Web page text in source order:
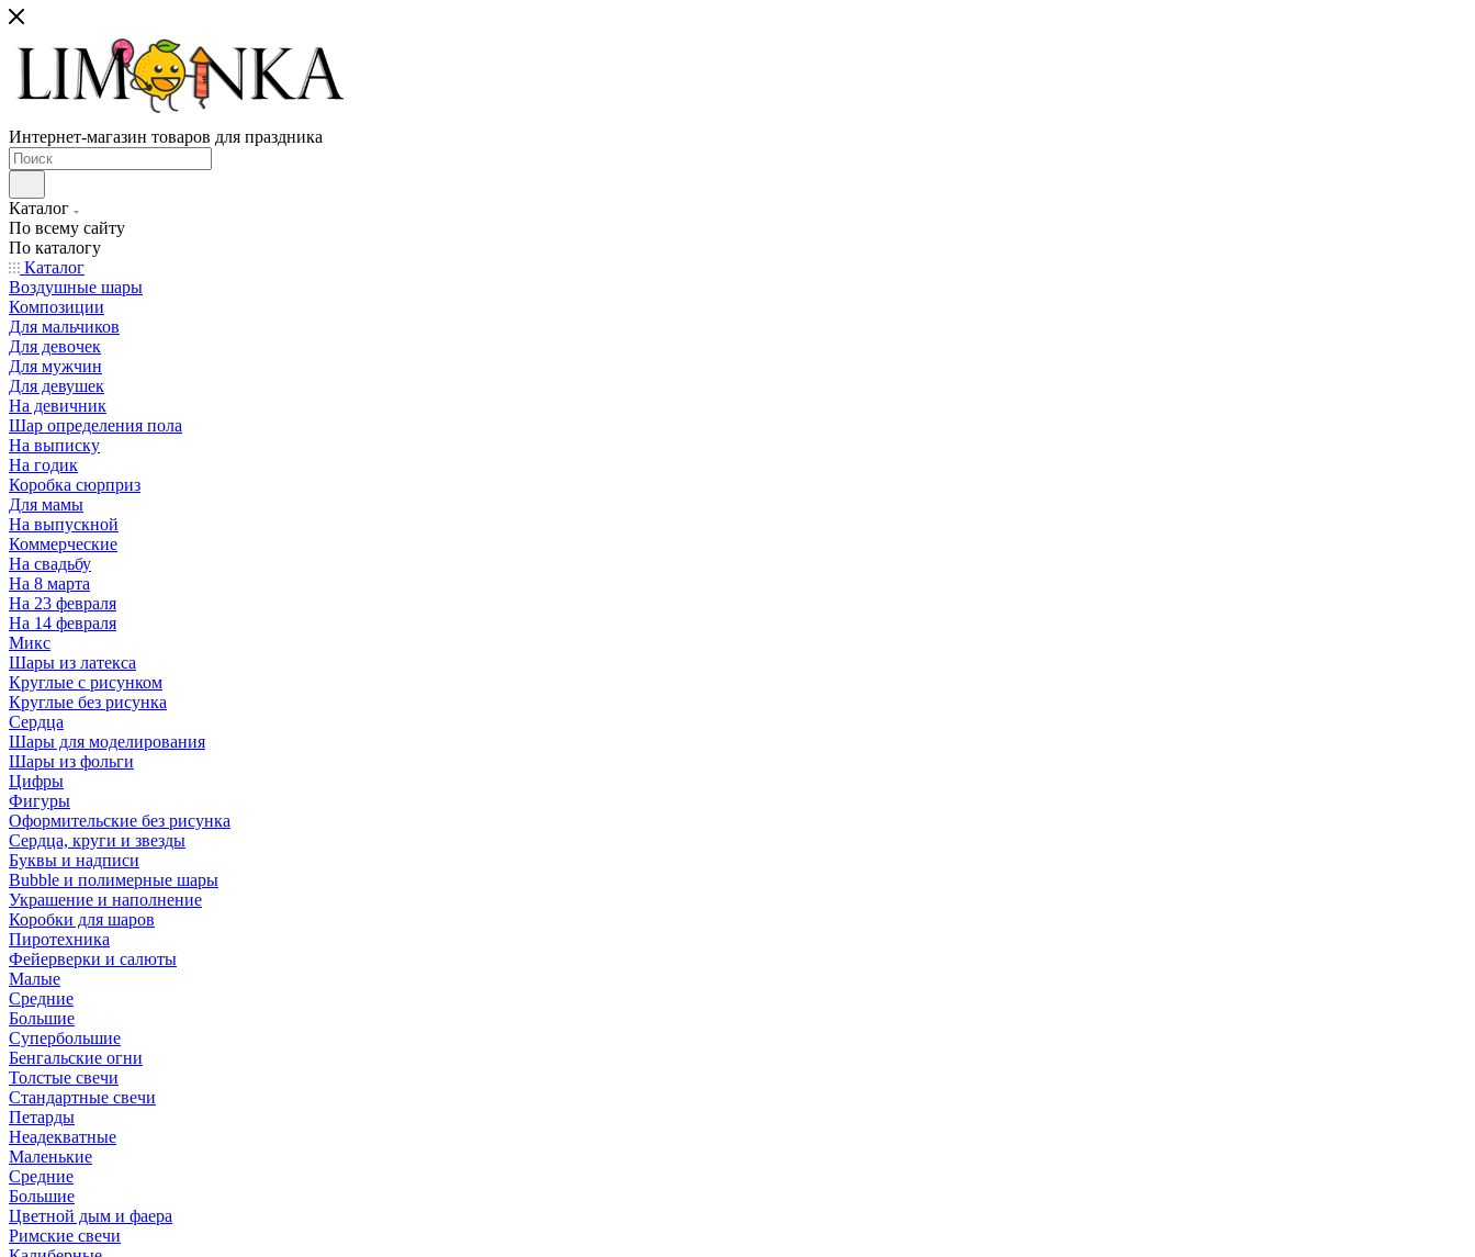
Интернет-магазин товаров для праздника
Каталог
По всему сайту
По каталогу
Каталог
Воздушные шары
Композиции
Для мальчиков
Для девочек
Для мужчин
Для девушек
На девичник
Шар определения пола
На выписку
На годик
Коробка сюрприз
Для мамы
На выпускной
Коммерческие
На свадьбу
На 8 марта
На 23 февраля
На 14 февраля
Микс
Шары из латекса
Круглые с рисунком
Круглые без рисунка
Сердца
Шары для моделирования
Шары из фольги
Цифры
Фигуры
Оформительские без рисунка
Сердца, круги и звезды
Буквы и надписи
Bubble и полимерные шары
Украшение и наполнение
Коробки для шаров
Пиротехника
Фейерверки и салюты
Малые
Средние
Большие
Супербольшие
Бенгальские огни
Толстые свечи
Стандартные свечи
Петарды
Неадекватные
Маленькие
Средние
Большие
Цветной дым и фаера
Римские свечи